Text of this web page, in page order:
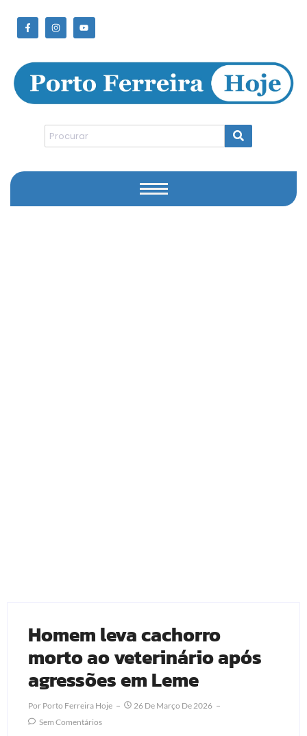
Homem leva cachorro
morto ao veterinário após
agressões em Leme
Por Porto Ferreira Hoje
26 De Março De 2026
Sem Comentários